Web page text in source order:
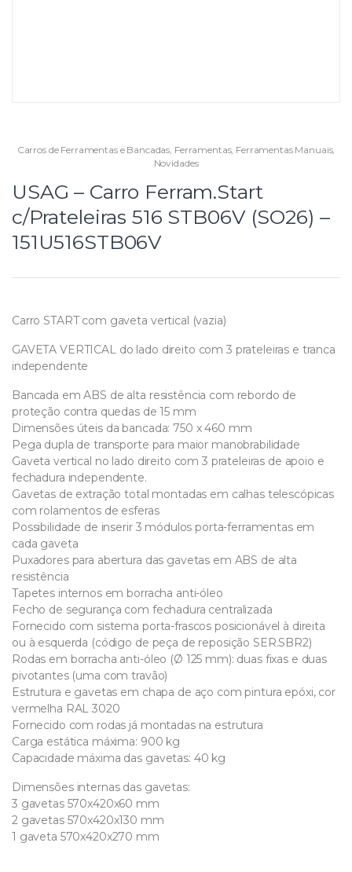
Carros de Ferramentas e Bancadas Ferramentas, Ferramentas Manuais,
Novidades
USAG – Carro Ferram.Start
c/Prateleiras 516 STB06V (SO26) –
151U516STB06V
Carro START com gaveta vertical (vazia)
GAVETA VERTICAL do lado direito com 3 prateleiras e tranca
independente
Bancada em ABS de alta resistência com rebordo de
proteção contra quedas de 15 mm
Dimensões úteis da bancada: 750 x 460 mm
Pega dupla de transporte para maior manobrabilidade
Gaveta vertical no lado direito com 3 prateleiras de apoio e
fechadura independente.
Gavetas de extração total montadas em calhas telescópicas
com rolamentos de esferas
Possibilidade de inserir 3 módulos porta-ferramentas em
cada gaveta
Puxadores para abertura das gavetas em ABS de alta
resistência
Tapetes internos em borracha anti-óleo
Fecho de segurança com fechadura centralizada
Fornecido com sistema porta-frascos posicionável à direita
ou à esquerda (código de peça de reposição SER.SBR2)
Rodas em borracha anti-óleo (Ø 125 mm): duas fixas e duas
pivotantes (uma com travão)
Estrutura e gavetas em chapa de aço com pintura epóxi, cor
vermelha RAL 3020
Fornecido com rodas já montadas na estrutura
Carga estática máxima: 900 kg
Capacidade máxima das gavetas: 40 kg
Dimensões internas das gavetas:
3 gavetas 570x420x60 mm
2 gavetas 570x420x130 mm
1 gaveta 570x420x270 mm